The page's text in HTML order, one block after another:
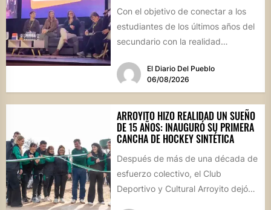
Con el objetivo de conectar a los
estudiantes de los últimos años del
secundario con la realidad
El Diario Del Pueblo
06/08/2026
ARROYITO HIZO REALIDAD UN SUEÑO
DE 15 AÑOS: INAUGURÓ SU PRIMERA
CANCHA DE HOCKEY SINTÉTICA
Después de más de una década de
esfuerzo colectivo, el Club
Deportivo y Cultural Arroyito dejó